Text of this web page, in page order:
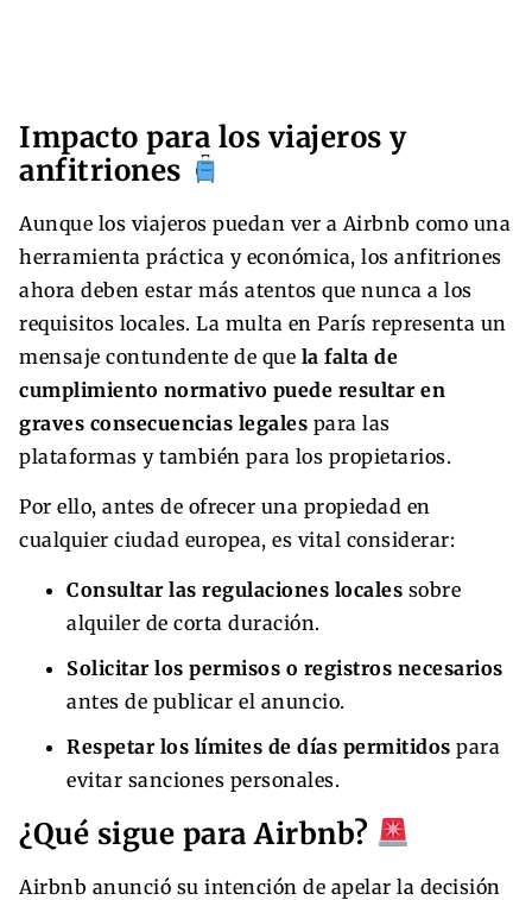
Impacto para los viajeros y
anfitriones
Aunque los viajeros puedan ver a Airbnb como una
herramienta práctica y económica, los anfitriones
ahora deben estar más atentos que nunca a los
requisitos locales. La multa en París representa un
mensaje contundente de que la falta de
cumplimiento normativo puede resultar en
graves consecuencias legales para las
plataformas y también para los propietarios.
Por ello, antes de ofrecer una propiedad en
cualquier ciudad europea, es vital considerar:
Consultar las regulaciones locales sobre
alquiler de corta duración.
Solicitar los permisos o registros necesarios
antes de publicar el anuncio.
Respetar los límites de días permitidos para
evitar sanciones personales.
¿Qué sigue para Airbnb?
Airbnb anunció su intención de apelar la decisión